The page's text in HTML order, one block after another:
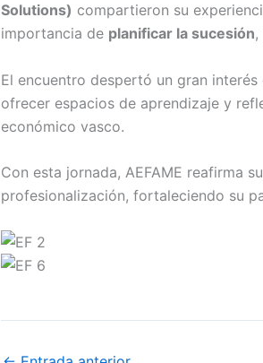
Solutions) compartieron su
importancia de planificar la sucesión,
El encuentro despertó un gran
ofrecer espacios de aprendizaje y
económico vasco.
Con esta jornada, AEFAME reafirma
profesionalización, fortaleciendo su